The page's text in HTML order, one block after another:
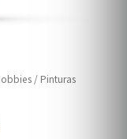
/ Pinturas